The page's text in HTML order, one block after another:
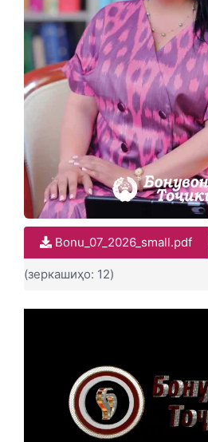
Bonu_07_2026_small.pdf
(зеркашиҳо: 12)